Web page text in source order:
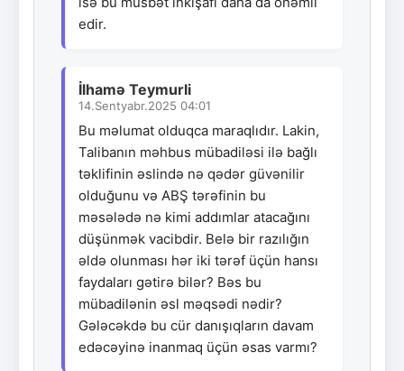
edir.
İlhamə Teymurli
14.Sentyabr.2025 04:01
Bu məlumat olduqca maraqlıdır. Lakin,
Talibanın məhbus mübadiləsi ilə bağlı
təklifinin əslində nə qədər güvənilir
olduğunu və ABŞ tərəfinin bu
məsələdə nə kimi addımlar atacağını
düşünmək vacibdir. Belə bir razılığın
əldə olunması hər iki tərəf üçün hansı
faydaları gətirə bilər? Bəs bu
mübadilənin əsl məqsədi nədir?
Gələcəkdə bu cür danışıqların davam
edəcəyinə inanmaq üçün əsas varmı?